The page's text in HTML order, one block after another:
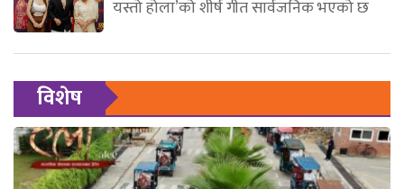
यस्तो होला’को शीर्ष गीत सार्वजनिक भएको छ
विशेष